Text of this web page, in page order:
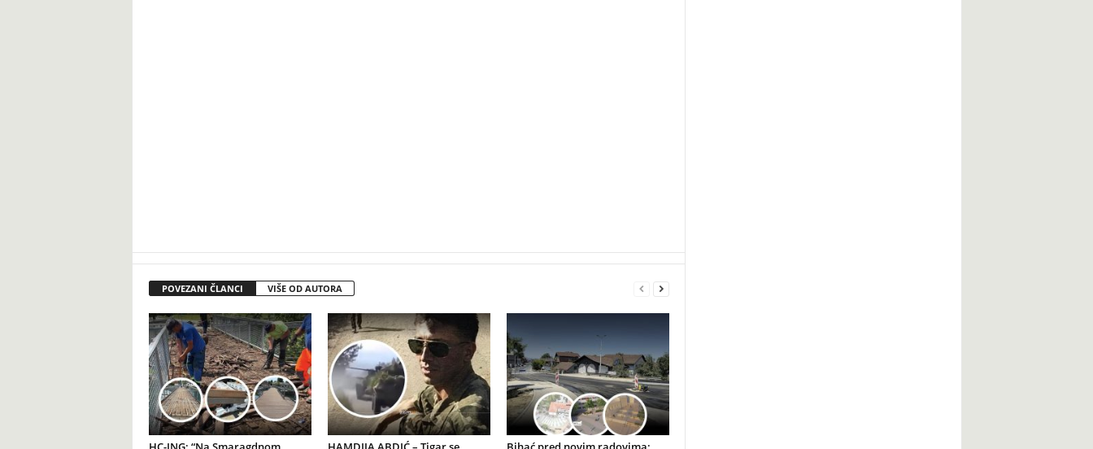
POVEZANI ČLANCI VIŠE OD AUTORA